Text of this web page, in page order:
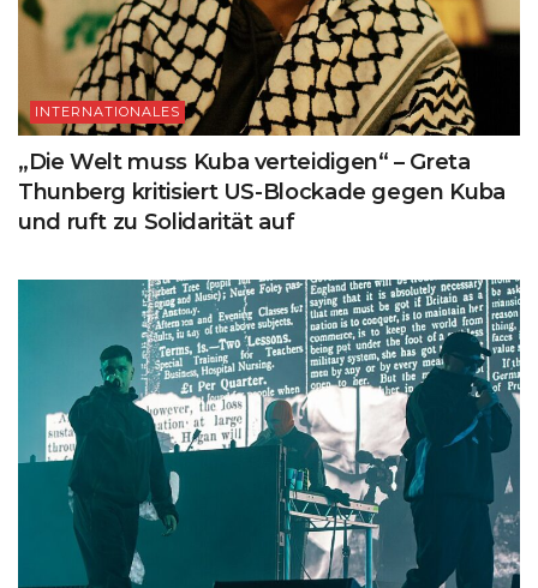
INTERNATIONALES
„Die Welt muss Kuba verteidigen“ – Greta
Thunberg kritisiert US-Blockade gegen Kuba
und ruft zu Solidarität auf